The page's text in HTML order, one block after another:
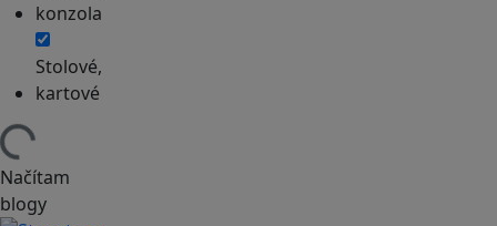
konzola
Stolové,
kartové
Načítam
blogy